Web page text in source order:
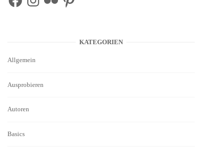
KATEGORIEN
Allgemein
Ausprobieren
Autoren
Basics